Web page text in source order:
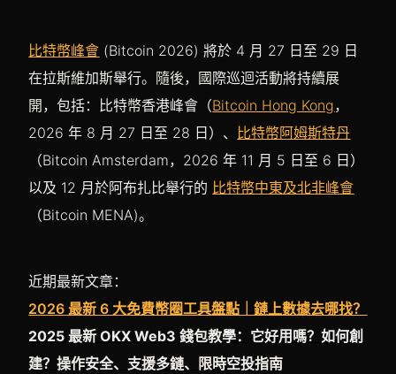
比特幣峰會 (Bitcoin 2026) 將於 4 月 27 日至 29 日
在拉斯維加斯舉行。隨後，國際巡迴活動將持續展
開，包括：比特幣香港峰會（Bitcoin Hong Kong，
2026 年 8 月 27 日至 28 日）、 比特幣阿姆斯特丹
（Bitcoin Amsterdam，2026 年 11 月 5 日至 6 日）
以及 12 月於阿布扎比舉行的 比特幣中東及北非峰會
（Bitcoin MENA)。
近期最新文章：
2026 最新 6 大免費幣圈工具盤點｜鏈上數據去哪找？
2025 最新 OKX Web3 錢包教學：它好用嗎？如何創
建？操作安全、支援多鏈、限時空投指南